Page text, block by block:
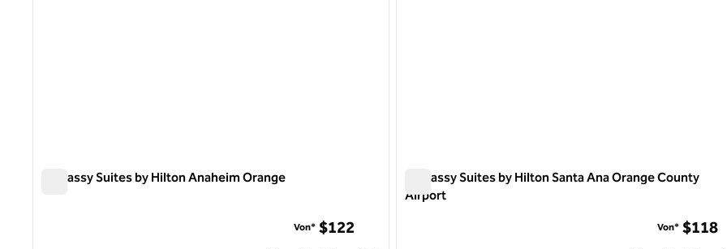
Embassy Suites by Hilton Anaheim Orange
Von* $122
Embassy Suites by Hilton Santa Ana Orange County
Airport
Von* $118